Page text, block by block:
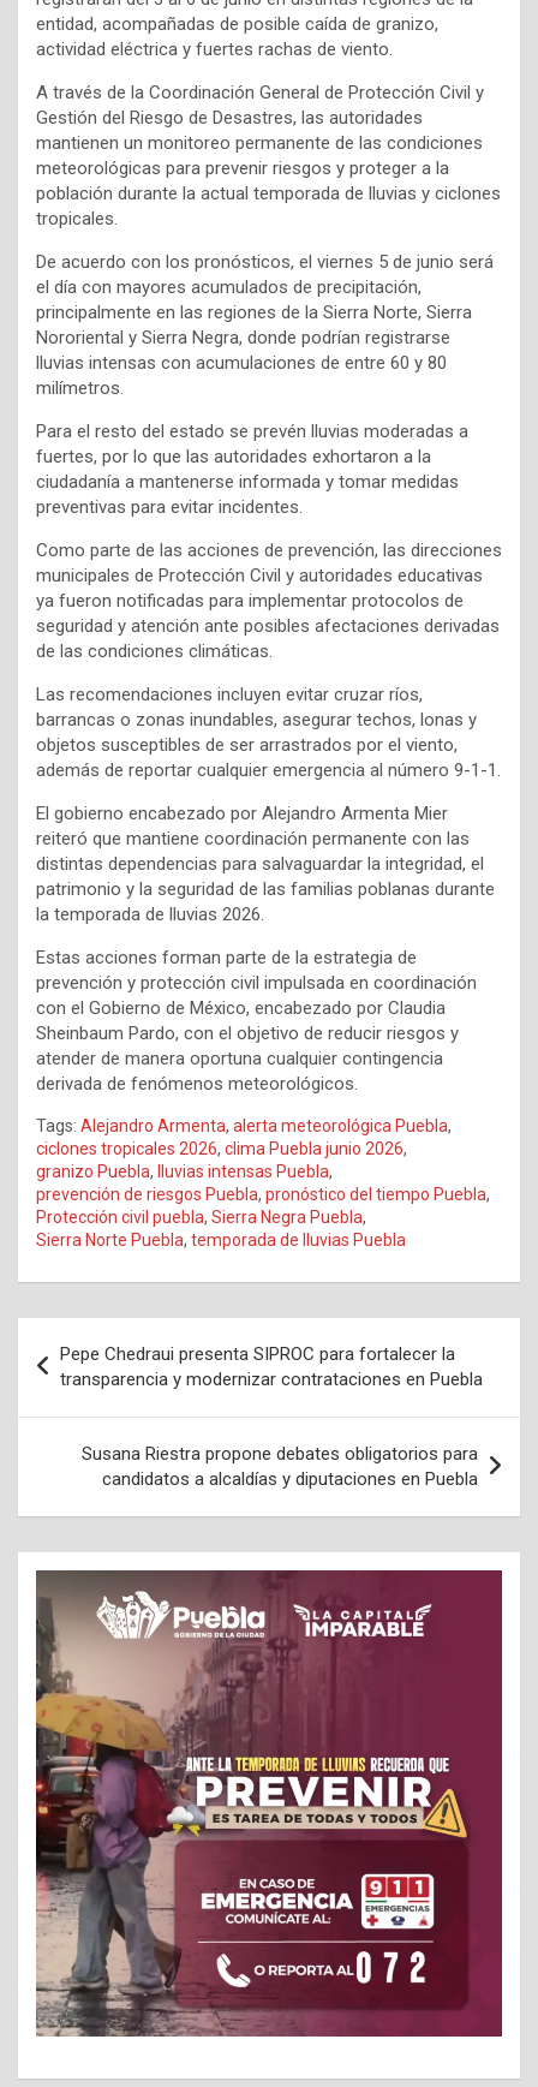
entidad, acompañadas de posible caída de granizo,
actividad eléctrica y fuertes rachas de viento.
A través de la Coordinación General de Protección Civil y
Gestión del Riesgo de Desastres, las autoridades
mantienen un monitoreo permanente de las condiciones
meteorológicas para prevenir riesgos y proteger a la
población durante la actual temporada de lluvias y ciclones
tropicales.
De acuerdo con los pronósticos, el viernes 5 de junio será
el día con mayores acumulados de precipitación,
principalmente en las regiones de la Sierra Norte, Sierra
Nororiental y Sierra Negra, donde podrían registrarse
lluvias intensas con acumulaciones de entre 60 y 80
milímetros.
Para el resto del estado se prevén lluvias moderadas a
fuertes, por lo que las autoridades exhortaron a la
ciudadanía a mantenerse informada y tomar medidas
preventivas para evitar incidentes.
Como parte de las acciones de prevención, las direcciones
municipales de Protección Civil y autoridades educativas
ya fueron notificadas para implementar protocolos de
seguridad y atención ante posibles afectaciones derivadas
de las condiciones climáticas.
Las recomendaciones incluyen evitar cruzar ríos,
barrancas o zonas inundables, asegurar techos, lonas y
objetos susceptibles de ser arrastrados por el viento,
además de reportar cualquier emergencia al número 9-1-1.
El gobierno encabezado por Alejandro Armenta Mier
reiteró que mantiene coordinación permanente con las
distintas dependencias para salvaguardar la integridad, el
patrimonio y la seguridad de las familias poblanas durante
la temporada de lluvias 2026.
Estas acciones forman parte de la estrategia de
prevención y protección civil impulsada en coordinación
con el Gobierno de México, encabezado por Claudia
Sheinbaum Pardo, con el objetivo de reducir riesgos y
atender de manera oportuna cualquier contingencia
derivada de fenómenos meteorológicos.
Tags: Alejandro Armenta, alerta meteorológica Puebla,
ciclones tropicales 2026, clima Puebla junio 2026,
granizo Puebla, lluvias intensas Puebla,
prevención de riesgos Puebla, pronóstico del tiempo Puebla,
Protección civil puebla, Sierra Negra Puebla,
Sierra Norte Puebla, temporada de lluvias Puebla
de
entradas
Pepe Chedraui presenta SIPROC para fortalecer la
transparencia y modernizar contrataciones en Puebla
Susana Riestra propone debates obligatorios para
candidatos a alcaldías y diputaciones en Puebla